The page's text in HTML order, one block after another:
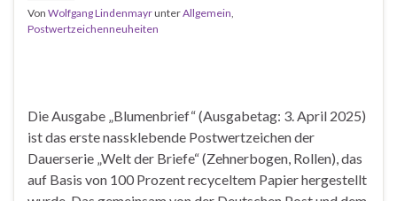
Von Wolfgang LindenmayrunterAllgemein
Postwertzeichenneuheiten
Die Ausgabe „Blumenbrief“ (Ausgabetag: 3. April 2025)
ist das erste nassklebende Postwertzeichen der
Dauerserie „Welt der Briefe“ (Zehnerbogen, Rollen), das
auf Basis von 100 Prozent recyceltem Papier hergestellt